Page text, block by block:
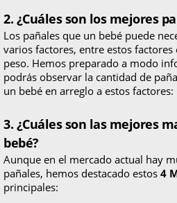
2. ¿Cuáles son los mejores
Los pañales que un bebé puede
varios factores, entre estos factores
peso. Hemos preparado a modo
podrás observar la cantidad de
un bebé en arreglo a estos factores:
3. ¿Cuáles son las mejores
bebé?
Aunque en el mercado actual hay
pañales, hemos destacado estos 4
principales: